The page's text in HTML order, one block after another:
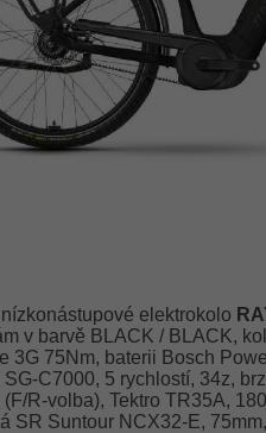
elektrokolo
v barvě BLACK / BLACK,
3G 75Nm, baterii Bosch
C7000, 5 rychlostí, 34z,
(F/R-volba), Tektro TR35A,
SR Suntour NCX32-E,